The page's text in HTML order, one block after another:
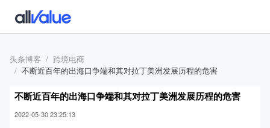
头条博客
跨境电商
不断近百年的出海口争端和其对拉丁美洲发展历程的危害
不断近百年的出海口争端和其对拉丁美洲发展历程的危害
2022-05-30 23:25:13